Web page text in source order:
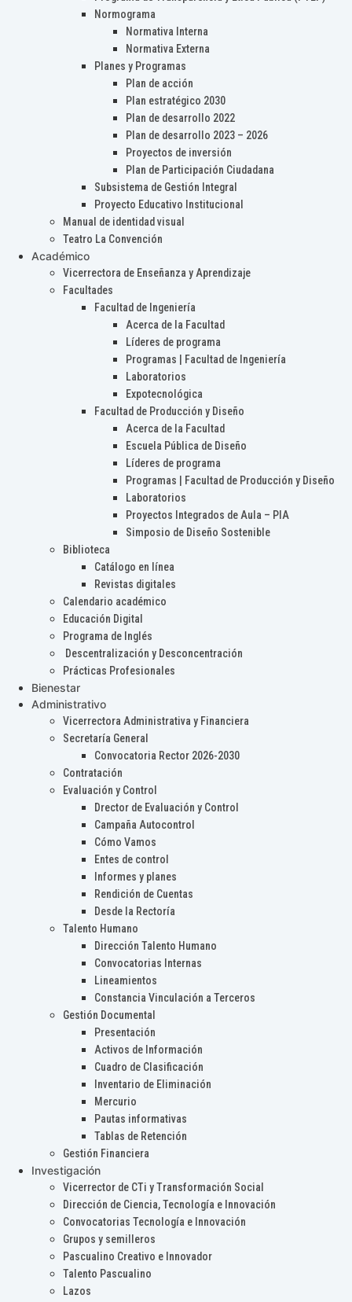
Normograma
Normativa Interna
Normativa Externa
Planes y Programas
Plan de acción
Plan estratégico 2030
Plan de desarrollo 2022
Plan de desarrollo 2023 – 2026
Proyectos de inversión
Plan de Participación Ciudadana
Subsistema de Gestión Integral
Proyecto Educativo Institucional
Manual de identidad visual
Teatro La Convención
Académico
Vicerrectora de Enseñanza y Aprendizaje
Facultades
Facultad de Ingeniería
Acerca de la Facultad
Líderes de programa
Programas | Facultad de Ingeniería
Laboratorios
Expotecnológica
Facultad de Producción y Diseño
Acerca de la Facultad
Escuela Pública de Diseño
Líderes de programa
Programas | Facultad de Producción y Diseño
Laboratorios
Proyectos Integrados de Aula – PIA
Simposio de Diseño Sostenible
Biblioteca
Catálogo en línea
Revistas digitales
Calendario académico
Educación Digital
Programa de Inglés
Descentralización y Desconcentración
Prácticas Profesionales
Bienestar
Administrativo
Vicerrectora Administrativa y Financiera
Secretaría General
Convocatoria Rector 2026-2030
Contratación
Evaluación y Control
Drector de Evaluación y Control
Campaña Autocontrol
Cómo Vamos
Entes de control
Informes y planes
Rendición de Cuentas
Desde la Rectoría
Talento Humano
Dirección Talento Humano
Convocatorias Internas
Lineamientos
Constancia Vinculación a Terceros
Gestión Documental
Presentación
Activos de Información
Cuadro de Clasificación
Inventario de Eliminación
Mercurio
Pautas informativas
Tablas de Retención
Gestión Financiera
Investigación
Vicerrector de CTi y Transformación Social
Dirección de Ciencia, Tecnología e Innovación
Convocatorias Tecnología e Innovación
Grupos y semilleros
Pascualino Creativo e Innovador
Talento Pascualino
Lazos